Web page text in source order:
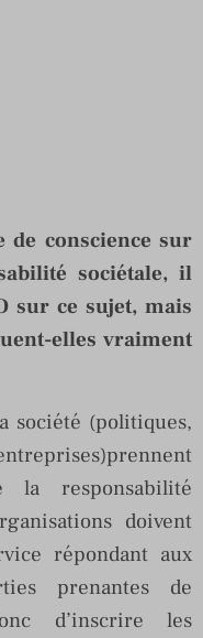
de conscience sur
sociétale, il
sur ce sujet, mais
elles vraiment
société (politiques,
la responsabilité
doivent
répondant aux
prenantes de
d’inscrire les